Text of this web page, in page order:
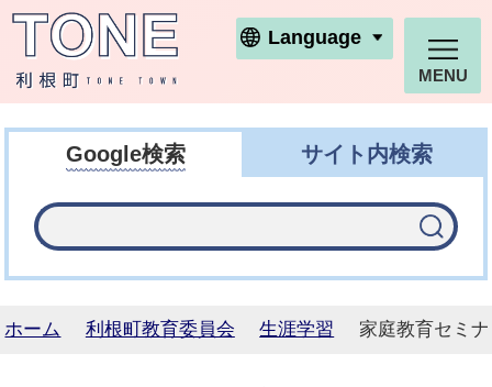
利根町ホームページ
Language
MENU
Google検索 サイト内検索
ホーム 利根町教育委員会 生涯学習 家庭教育セミ